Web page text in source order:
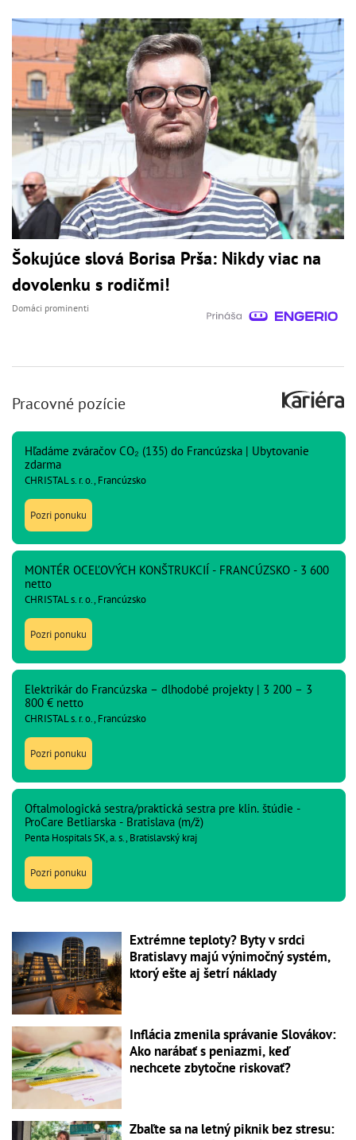
Šokujúce slová Borisa Prša: Nikdy viac na
dovolenku s rodičmi!
Domáci prominenti
Pracovné pozície
Hľadáme zváračov CO₂ (135) do Francúzska | Ubytovanie
zdarma
CHRISTAL s. r. o., Francúzsko
Pozri ponuku
MONTÉR OCEĽOVÝCH KONŠTRUKCIÍ - FRANCÚZSKO - 3 600
netto
CHRISTAL s. r. o., Francúzsko
Pozri ponuku
Elektrikár do Francúzska – dlhodobé projekty | 3 200 – 3
800 € netto
CHRISTAL s. r. o., Francúzsko
Pozri ponuku
Oftalmologická sestra/praktická sestra pre klin. štúdie -
ProCare Betliarska - Bratislava (m/ž)
Penta Hospitals SK, a. s., Bratislavský kraj
Pozri ponuku
Extrémne teploty? Byty v srdci
Bratislavy majú výnimočný systém,
ktorý ešte aj šetrí náklady
Inflácia zmenila správanie Slovákov:
Ako narábať s peniazmi, keď
nechcete zbytočne riskovať?
Zbaľte sa na letný piknik bez stresu: